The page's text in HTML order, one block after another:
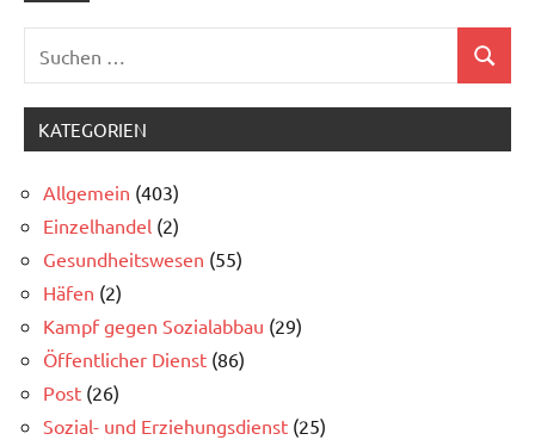
nach:
Suchen
KATEGORIEN
Allgemein (403)
Einzelhandel (2)
Gesundheitswesen (55)
Häfen (2)
Kampf gegen Sozialabbau (29)
Öffentlicher Dienst (86)
Post (26)
Sozial- und Erziehungsdienst (25)